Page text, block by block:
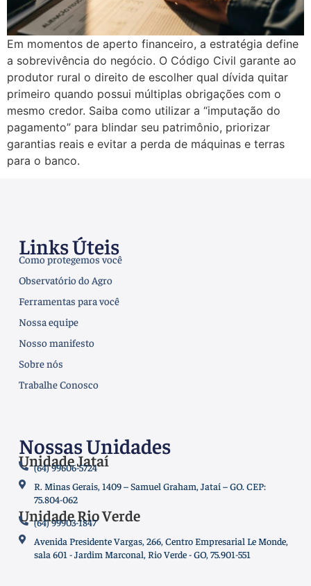
Em momentos de aperto financeiro, a estratégia define
a sobrevivência do negócio. O Código Civil garante ao
produtor rural o direito de escolher qual dívida quitar
primeiro quando possui múltiplas obrigações com o
mesmo credor. Saiba como utilizar a “imputação do
pagamento” para blindar seu patrimônio, priorizar
garantias reais e evitar a perda de máquinas e terras
para o banco.
Links Úteis
Como protegemos você
Observatório do Agro
Ferramentas para você
Nossa equipe
Nosso manifesto
Sobre nós
Trabalhe Conosco
Nossas Unidades
Unidade Jataí
(64) 99606-5724
R. Minas Gerais, 1409 – Samuel Graham, Jataí – GO. CEP:
75.804-062
Unidade Rio Verde
(64) 99903-1847
Avenida Presidente Vargas, 266, Centro Empresarial Le Monde,
sala 601 - Jardim Marconal, Rio Verde - GO, 75.901-551